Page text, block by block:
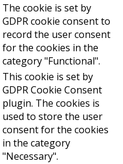
The cookie is set by
GDPR cookie consent to
record the user consent
for the cookies in the
category "Functional".
This cookie is set by
GDPR Cookie Consent
plugin. The cookies is
used to store the user
consent for the cookies
in the category
"Necessary".